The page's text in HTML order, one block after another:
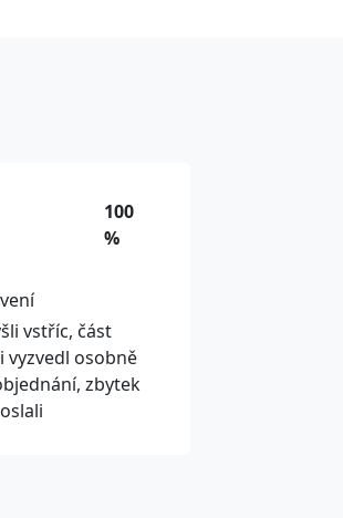
100
%
vstříc, část
vyzvedl osobně
zbytek